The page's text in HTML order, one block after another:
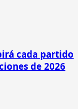
cada partido
de 2026